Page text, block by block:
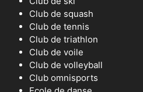
Club de squash
Club de tennis
Club de triathlon
Club de voile
Club de volleyball
Club omnisports